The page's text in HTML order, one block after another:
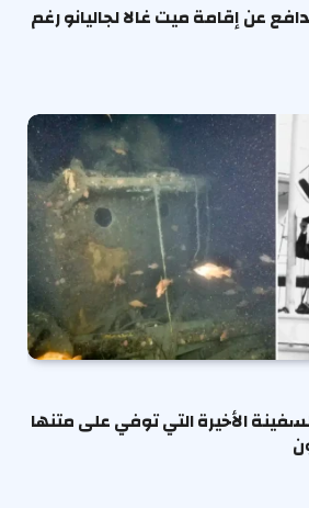
عن إقامة ميت غالا لجاليانو رغم
الأخيرة التي توفي على متنها